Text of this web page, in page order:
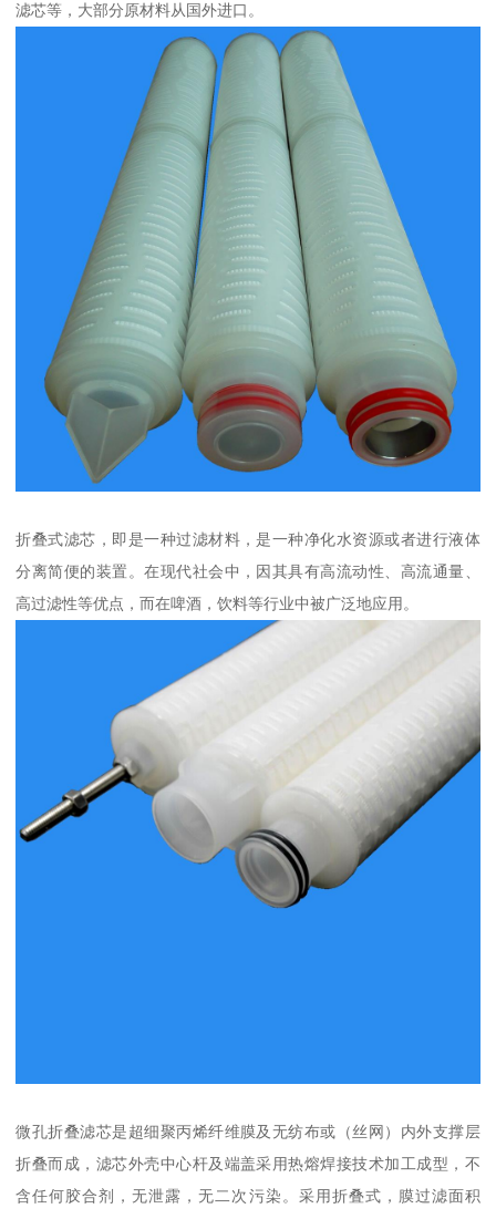
滤芯等，大部分原材料从国外进口。
折叠式滤芯，即是一种过滤材料，是一种净化水资源或者进行液体
分离简便的装置。在现代社会中，因其具有高流动性、高流通量、
高过滤性等优点，而在啤酒，饮料等行业中被广泛地应用。
微孔折叠滤芯是超细聚丙烯纤维膜及无纺布或（丝网）内外支撑层
折叠而成，滤芯外壳中心杆及端盖采用热熔焊接技术加工成型，不
含任何胶合剂，无泄露，无二次污染。采用折叠式，膜过滤面积